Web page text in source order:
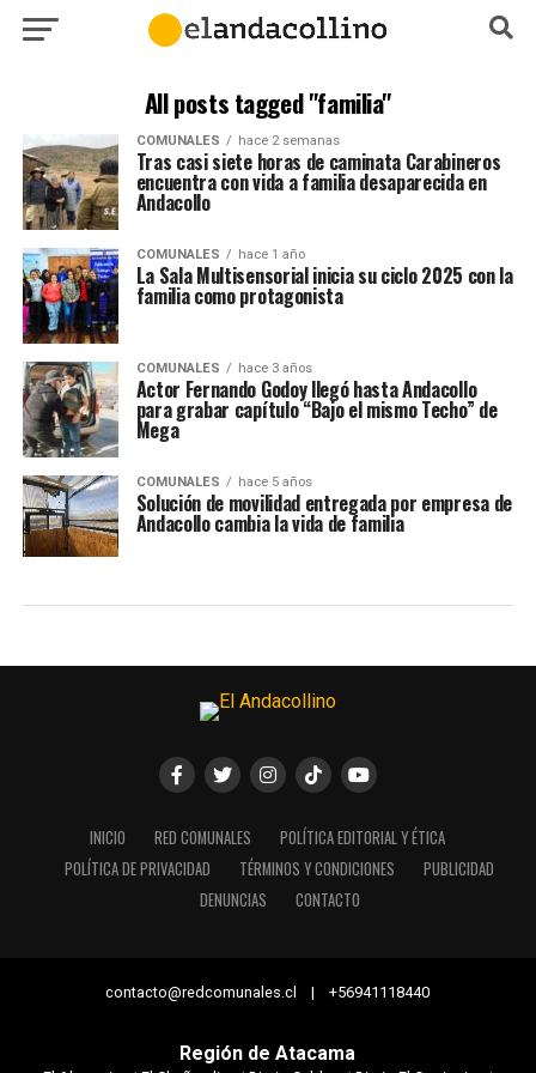
All posts tagged "familia"
COMUNALES hace 2 semanas
Tras casi siete horas de caminata Carabineros
encuentra con vida a familia desaparecida en
Andacollo
COMUNALES hace 1 año
La Sala Multisensorial inicia su ciclo 2025 con la
familia como protagonista
COMUNALES hace 3 años
Actor Fernando Godoy llegó hasta Andacollo
para grabar capítulo “Bajo el mismo Techo” de
Mega
COMUNALES hace 5 años
Solución de movilidad entregada por empresa de
Andacollo cambia la vida de familia
INICIO RED COMUNALES
POLÍTICA EDITORIAL Y ÉTICA
POLÍTICA DE PRIVACIDAD
TÉRMINOS Y CONDICIONES
PUBLICIDAD
DENUNCIAS
CONTACTO
contacto@redcomunales.cl | +56941118440
Región de Atacama